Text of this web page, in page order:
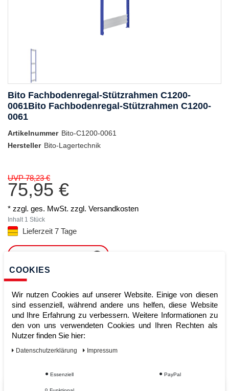
Bito Fachbodenregal-Stützrahmen C1200-
0061Bito Fachbodenregal-Stützrahmen C1200-
0061
Artikelnummer Bito-C1200-0061
Hersteller Bito-Lagertechnik
UVP 78,23 €
75,95 €
* zzgl. ges. MwSt. zzgl. Versandkosten
Inhalt 1 Stück
Lieferzeit 7 Tage
HINZUFÜGEN
Sofort lieferbar
Kauf auf Rechnung
COOKIES
Wir nutzen Cookies auf unserer Website. Einige von diesen
sind essenziell, während andere uns helfen, diese Website
und Ihre Erfahrung zu verbessern. Weitere Informationen zu
den von uns verwendeten Cookies und Ihren Rechten als
Nutzer finden Sie hier:
Daten­schutz­erklärung Impressum
Essenziell PayPal
Funktional